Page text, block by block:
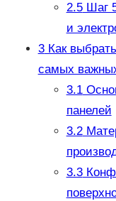
2.5Шаг
и
3Как
самых
3.1
панелей
3.2
3.3